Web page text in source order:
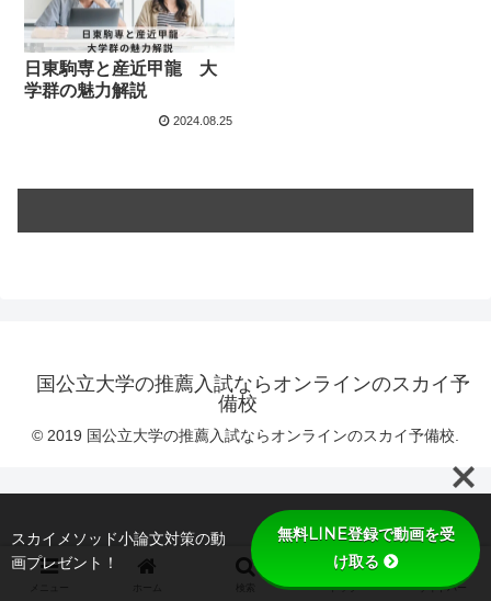
日東駒専と産近甲龍 大
学群の魅力解説
2024.08.25
国公立大学の推薦入試ならオンラインのスカイ予
備校
© 2019 国公立大学の推薦入試ならオンラインのスカイ予備校.
トップ サイドバー
スカイメソッド小論文対策の動
画プレゼント！
無料LINE登録で動画を受
け取る